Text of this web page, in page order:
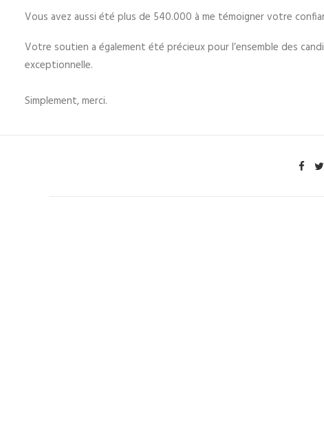
Vous avez aussi été plus de 540.000 à me témoigner votre
Votre soutien a également été précieux pour l’ensemble des
exceptionnelle.
Simplement, merci.